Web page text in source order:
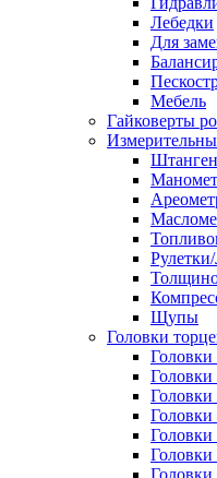
Лебедки
Для
Мебель
Гайковерты
Щупы
Головки
Головки
Головки
Головки